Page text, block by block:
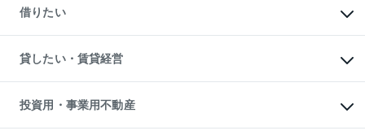
中古一戸建ての購入
不動産購入の流れ
注目キーワード物件特集
購入ガイド
English 繁体中文簡体中文
一戸建ての売却・査定
土地の売却・査定
スピードAI査定
不動産査定について
不動産売却の流れ
不動産買換えの流れ
売却ガイド
借りたい
オフィス・店舗の賃貸
借りるときの流れ
借りるガイド
貸したい・賃貸経営
マンション賃料データ
賃貸管理プラン
リロケーションについて
投資用・事業用不動産